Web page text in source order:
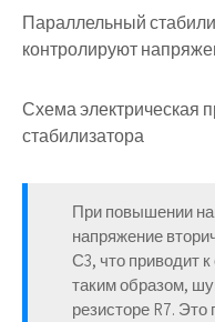
Параллельный
контролируют
Схема электрическая
стабилизатора
При повышении
напряжение
С3, что приводит
таким образом,
резисторе R7.